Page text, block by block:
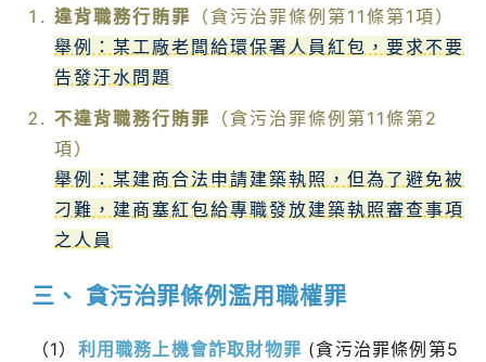
違背職務行賄罪 （貪污治罪條例第11條第1項）
舉例：某工廠老闆給環保署人員紅包，要求不要
告發汙水問題
不違背職務行賄罪 （貪污治罪條例第11條第2
項）
舉例：某建商合法申請建築執照，但為了避免被
刁難，建商塞紅包給專職發放建築執照審查事項
之人員
三、 貪污治罪條例濫用職權罪
（1） 利用職務上機會詐取財物罪 (貪污治罪條例第5